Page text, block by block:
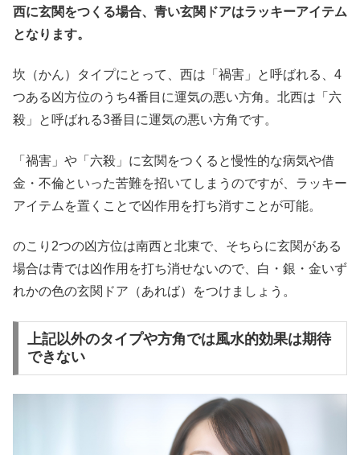
西に玄関をつくる場合、青い玄関ドアはラッキーアイテム
となります。
坎（かん）タイプにとって、西は「禍害」と呼ばれる、4
つある凶方位のうち4番目に運気の悪い方角。北西は「六
殺」と呼ばれる3番目に運気の悪い方角です。
「禍害」や「六殺」に玄関をつくると慢性的な病気や借
金・不倫といった苦難を招いてしまうのですが、ラッキー
アイテムを置くことで凶作用を打ち消すことが可能。
のこり2つの凶方位は南西と北東で、そちらに玄関がある
場合は青では凶作用を打ち消せないので、白・銀・金いず
れかの色の玄関ドア（あれば）をつけましょう。
上記以外のタイプや方角では風水的効果は期待
できない